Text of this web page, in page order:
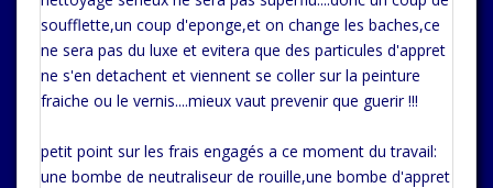
soufflette,un coup d'eponge,et on change les baches,ce
ne sera pas du luxe et evitera que des particules d'appret
ne s'en detachent et viennent se coller sur la peinture
fraiche ou le vernis....mieux vaut prevenir que guerir !!!
petit point sur les frais engagés a ce moment du travail:
une bombe de neutraliseur de rouille,une bombe d'appret